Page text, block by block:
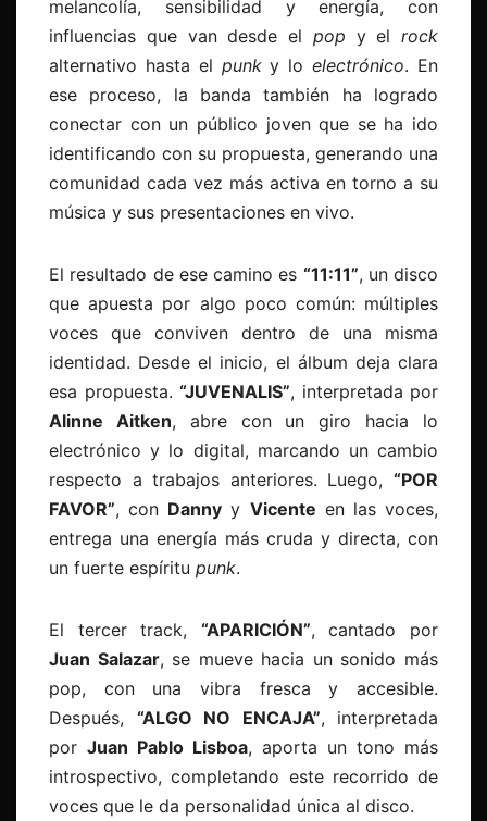
melancolía, sensibilidad y energía, con
influencias que van desde el pop y el rock
alternativo hasta el punky loelectrónico. En
ese proceso, la banda también ha logrado
conectar con un público joven que se ha ido
identificando con su propuesta, generando una
comunidad cada vez más activa en torno a su
música y sus presentaciones en vivo.
El resultado de ese camino es “11:11”, un disco
que apuesta por algo poco común: múltiples
voces que conviven dentro de una misma
identidad. Desde el inicio, el álbum deja clara
esa propuesta. “JUVENALIS”, interpretada por
Alinne Aitken, abre con un giro hacia lo
electrónico y lo digital, marcando un cambio
respecto a trabajos anteriores. Luego, “POR
FAVOR”, con Danny y Vicente en las voces,
entrega una energía más cruda y directa, con
un fuerte espíritu punk.
El tercer track, “APARICIÓN”, cantado por
Juan Salazar, se mueve hacia un sonido más
pop, con una vibra fresca y accesible.
Después, “ALGO NO ENCAJA”, interpretada
por Juan Pablo Lisboa, aporta un tono más
introspectivo, completando este recorrido de
voces que le da personalidad única al disco.